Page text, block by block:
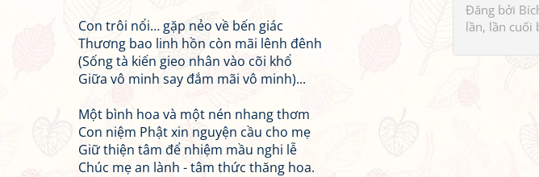
Đăng bởi
lần, lần cuối
Con trôi nổi… gặp nẻo về bến giác
Thương bao linh hồn còn mãi lênh đênh
(Sống tà kiến gieo nhân vào cõi khổ
Giữa vô minh say đắm mãi vô minh)...
Một bình hoa và một nén nhang thơm
Con niệm Phật xin nguyện cầu cho mẹ
Giữ thiện tâm để nhiệm mầu nghi lễ
Chúc mẹ an lành - tâm thức thăng hoa.